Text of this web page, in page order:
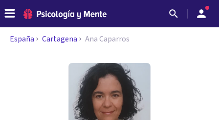
España Cartagena Ana Caparros